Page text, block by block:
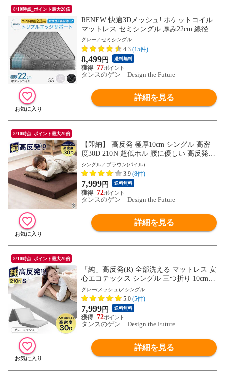
8/10時点_ポイント最大20倍
RENEW 快適3Dメッシュ! ポケットコイル
マットレス セミシングル 厚み22cm 線径2.
3mm トリプルエッジサポート ニット生地
シックハウス対策済 ポケットコイルマット
スプリングマット ベッドマット 圧縮梱包
1780014782〔グレー〕【予約】8月中旬※8/
20までに出荷予定
グレー／セミシングル
4.3 (15件)
8,499円 送料無料
77
タンスのゲン Design the Future
詳細を見る
8/10時点_ポイント最大20倍
【即納】 高反発 極厚10cm シングル 高密
度30D 210N 超低ホル 腰に優しい 高反発マ
ットレス 高反発マット 10cm 高反発マット
レス ISO認定工場生産 圧縮 圧縮マットレ
ス 13810016〔ブラウン(パイル)〕
シングル／ブラウン(パイル)
3.9 (8件)
7,999円 送料無料
72
タンスのゲン Design the Future
詳細を見る
8/10時点_ポイント最大20倍
「純」高反発(R) 全部洗える マットレス 安
心エコテックス シングル 三つ折り 10cm
密度30D 190N 折りたたみ 高反発マットレ
ス 1381004013〔グレー(メッシュ)〕【予
約】8月下旬※8/31までに出荷予定
グレー(メッシュ)／シングル
5.0 (5件)
7,999円 送料無料
72
タンスのゲン Design the Future
詳細を見る